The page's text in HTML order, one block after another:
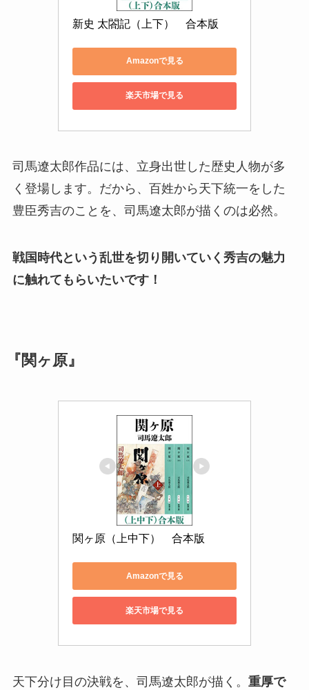
新史 太閤記（上下）　合本版
Amazonで見る
楽天市場で見る
司馬遼太郎作品には、立身出世した歴史人物が多
く登場します。だから、百姓から天下統一をした
豊臣秀吉のことを、司馬遼太郎が描くのは必然。
戦国時代という乱世を切り開いていく秀吉の魅力
に触れてもらいたいです！
『関ヶ原』
関ヶ原（上中下）　合本版
Amazonで見る
楽天市場で見る
天下分け目の決戦を、司馬遼太郎が描く。 重厚で